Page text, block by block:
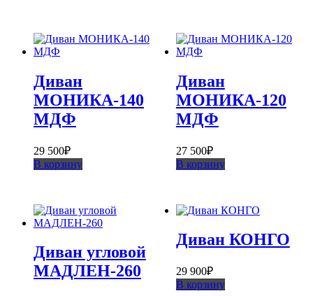
Диван
МОНИКА-140
МДФ
29 500₽
В корзину
Диван
МОНИКА-120
МДФ
27 500₽
В корзину
Диван угловой
МАДЛЕН-260
Диван КОНГО
29 900₽
В корзину